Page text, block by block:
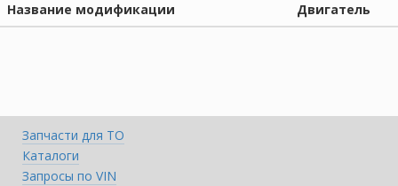
Название модификации Двигатель
Запчасти для ТО
Каталоги
Запросы по VIN